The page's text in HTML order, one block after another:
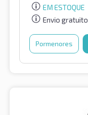
EM ESTOQUE
Envio gratuito
Pormenores